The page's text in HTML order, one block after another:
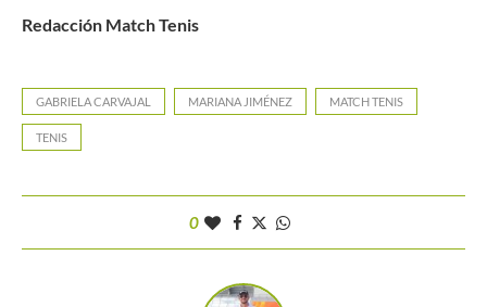
Redacción Match Tenis
GABRIELA CARVAJAL MARIANA JIMÉNEZ MATCH TENIS
TENIS
0